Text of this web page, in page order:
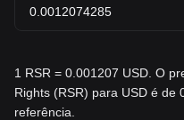
1 RSR = 0.001207 USD. O
Rights (RSR) para USD é de
referência.